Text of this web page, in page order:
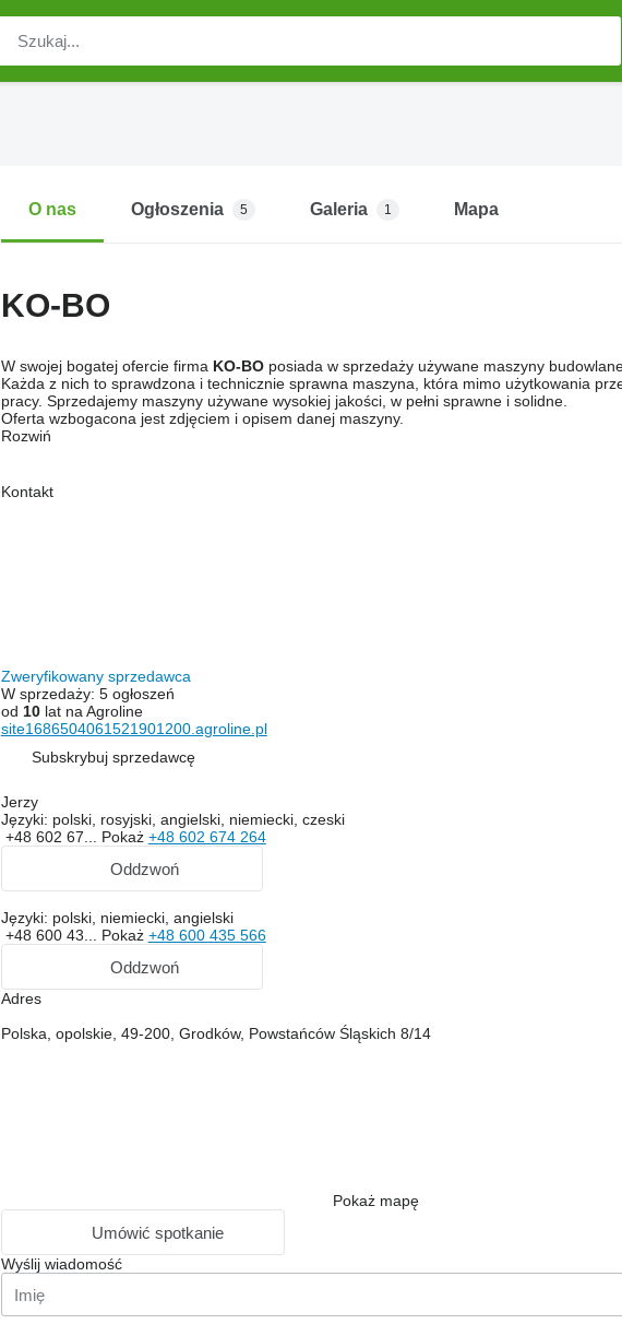
O nas Ogłoszenia 5 Galeria 1 Mapa
KO-BO
W swojej bogatej ofercie firma KO-BOposiada w sprzedaży używane maszyny
Każda z nich to sprawdzona i technicznie sprawna maszyna, która mimo użytkowania
pracy. Sprzedajemy maszyny używane wysokiej jakości, w pełni sprawne i solidne.
Oferta wzbogacona jest zdjęciem i opisem danej maszyny.
Rozwiń
Kontakt
Zweryfikowany sprzedawca
W sprzedaży: 5 ogłoszeń
od 10lat na Agroline
site1686504061521901200.agroline.pl
Subskrybuj sprzedawcę
Jerzy
Języki: polski, rosyjski, angielski, niemiecki, czeski
+48 602 67... Pokaż +48 602 674 264
Oddzwoń
Języki: polski, niemiecki, angielski
+48 600 43... Pokaż +48 600 435 566
Oddzwoń
Adres
Polska, opolskie, 49-200, Grodków, Powstańców Śląskich 8/14
Pokaż mapę
Umówić spotkanie
Wyślij wiadomość